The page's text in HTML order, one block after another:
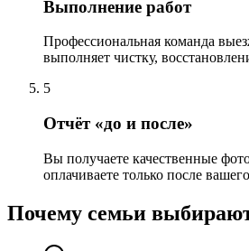
Выполнение работ
Профессиональная команда
выполняет чистку,
5
Отчёт «до и после»
Вы получаете качественные фото
оплачиваете только после
Почему семьи